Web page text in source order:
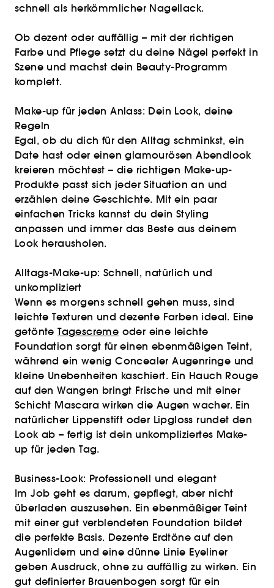
schnell als herkömmlicher Nagellack.
Ob dezent oder auffällig – mit der richtigen
Farbe und Pflege setzt du deine Nägel perfekt in
Szene und machst dein Beauty-Programm
komplett.
Make-up für jeden Anlass: Dein Look, deine
Regeln
Egal, ob du dich für den Alltag schminkst, ein
Date hast oder einen glamourösen Abendlook
kreieren möchtest – die richtigen Make-up-
Produkte passt sich jeder Situation an und
erzählen deine Geschichte. Mit ein paar
einfachen Tricks kannst du dein Styling
anpassen und immer das Beste aus deinem
Look herausholen.
Alltags-Make-up: Schnell, natürlich und
unkompliziert
Wenn es morgens schnell gehen muss, sind
leichte Texturen und dezente Farben ideal. Eine
getönteTagescreme oder eine leichte
Foundation sorgt für einen ebenmäßigen Teint,
während ein wenig Concealer Augenringe und
kleine Unebenheiten kaschiert. Ein Hauch Rouge
auf den Wangen bringt Frische und mit einer
Schicht Mascara wirken die Augen wacher. Ein
natürlicher Lippenstift oder Lipgloss rundet den
Look ab – fertig ist dein unkompliziertes Make-
up für jeden Tag.
Business-Look: Professionell und elegant
Im Job geht es darum, gepflegt, aber nicht
überladen auszusehen. Ein ebenmäßiger Teint
mit einer gut verblendeten Foundation bildet
die perfekte Basis. Dezente Erdtöne auf den
Augenlidern und eine dünne Linie Eyeliner
geben Ausdruck, ohne zu auffällig zu wirken. Ein
gut definierter Brauenbogen sorgt für ein